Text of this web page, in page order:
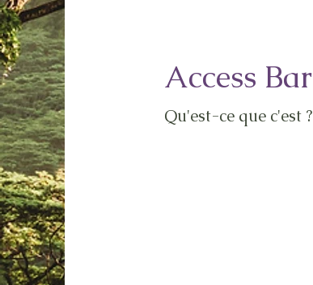
Access Bar
Qu'est-ce que c'est ?